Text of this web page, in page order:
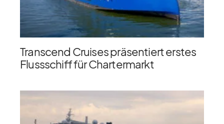
Transcend Cruises präsentiert erstes
Flussschiff für Chartermarkt